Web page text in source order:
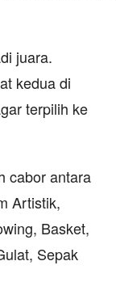
juara.
kedua di
terpilih ke
cabor antara
Artistik,
Basket,
Sepak